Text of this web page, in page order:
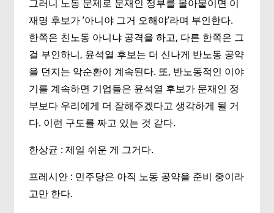
그러니 노동 문제로 문재인 정부를 몰아붙이면 이
재명 후보가 ’아니야 그거 오해야’라며 부인한다.
한쪽은 친노동 아니냐 공격을 하고, 다른 한쪽은 그
걸 부인하니, 윤석열 후보는 더 신나게 반노동 공약
을 던지는 악순환이 계속된다. 또, 반노동적인 이야
기를 계속하면 기업들은 윤석열 후보가 문재인 정
부보다 우리에게 더 잘해주겠다고 생각하게 될 거
다. 이런 구도를 짜고 있는 것 같다.
한상균 : 제일 쉬운 게 그거다.
프레시안 : 민주당은 아직 노동 공약을 준비 중이라
고만 한다.